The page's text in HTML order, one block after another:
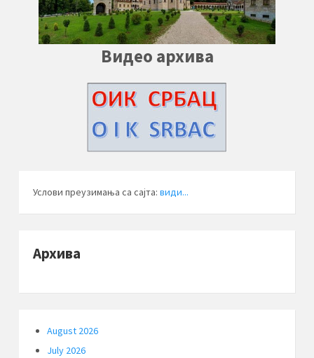
Видео архива
Услови преузимања са сајта: види...
Архива
August 2026
July 2026